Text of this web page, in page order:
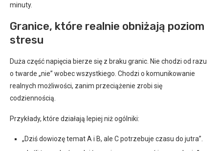
minuty.
Granice, które realnie obniżają poziom
stresu
Duża część napięcia bierze się z braku granic. Nie chodzi od razu
o twarde „nie” wobec wszystkiego. Chodzi o komunikowanie
realnych możliwości, zanim przeciążenie zrobi się
codziennością.
Przykłady, które działają lepiej niż ogólniki:
„Dziś dowiozę temat A i B, ale C potrzebuje czasu do jutra”.